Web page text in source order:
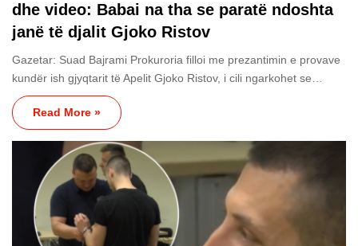
dhe video: Babai na tha se paratë ndoshta
janë të djalit Gjoko Ristov
Gazetar: Suad Bajrami Prokuroria filloi me prezantimin e provave
kundër ish gjyqtarit të Apelit Gjoko Ristov, i cili ngarkohet se…
Read More »